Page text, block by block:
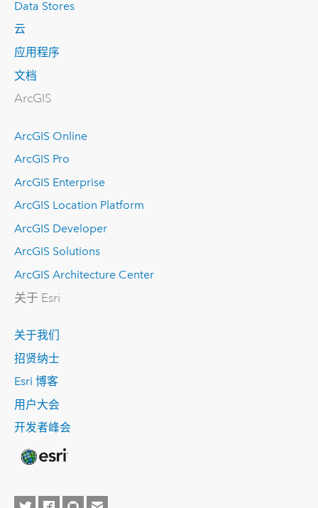
Data Stores
云
应用程序
文档
ArcGIS
ArcGIS Online
ArcGIS Pro
ArcGIS Enterprise
ArcGIS Location Platform
ArcGIS Developer
ArcGIS Solutions
ArcGIS Architecture Center
关于 Esri
关于我们
招贤纳士
Esri 博客
用户大会
开发者峰会